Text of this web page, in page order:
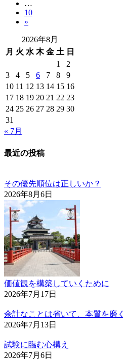
ー
ジ
送
り
ペ
ー
ジ
定
ペ
ー
ジ
…
固
定
ー
ジ
10
»
2026年8月
月 火 水 木 金 土 日
1
2
3
4 5 6 7 8
9
10 11 12 13 14 15 16
17 18 19 20 21 22 23
24 25 26 27 28 29 30
31
« 7月
最近の投稿
その優先順位は正しいか？
2026年8月6日
価値観を構築していくために
2026年7月17日
余計なことは省いて、本質を磨く
2026年7月13日
試験に臨む心構え
2026年7月6日